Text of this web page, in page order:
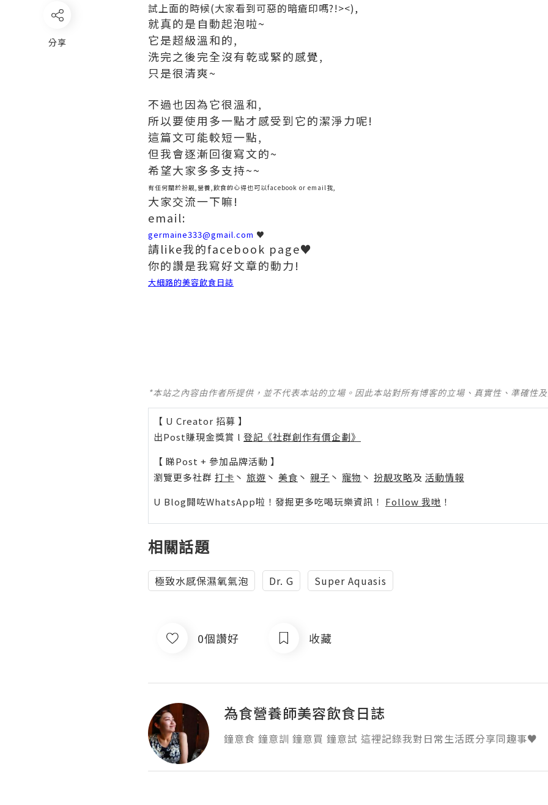
分享
試上面的時候(大家看到可惡的暗瘡印嗎?!><),
就真的是自動起泡啦~
它是超級溫和的,
洗完之後完全沒有乾或緊的感覺,
只是很清爽~
不過也因為它很溫和,
所以要使用多一點才感受到它的潔淨力呢!
這篇文可能較短一點,
但我會逐漸回復寫文的~
希望大家多多支持~~
有任何關於扮靚,營養,飲食的心得也可以facebook or email我,
大家交流一下嘛!
email:
germaine333@gmail.com ♥
請like我的facebook page♥
你的讚是我寫好文章的動力!
大細路的美容飲食日誌
*本站之內容由作者所提供，並不代表本站的立場。因此本站對所有博客的立場、真實性、準確性
【 U Creator 招募 】
出Post賺現金獎賞 l 登記《社群創作有價企劃》
【 睇Post + 參加品牌活動 】
瀏覽更多社群 打卡 丶 旅遊 丶 美食 丶 親子 丶 寵物 丶 扮靚攻略及 活動情報
U Blog開咗WhatsApp啦！發掘更多吃喝玩樂資訊！ Follow 我哋 ！
相關話題
極致水感保濕氧氣泡 Dr. G Super Aquasis
0個讚好 收藏
為食營養師美容飲食日誌
鐘意食 鐘意訓 鐘意買 鐘意試 這裡記錄我對日常生活既分享同趣事♥